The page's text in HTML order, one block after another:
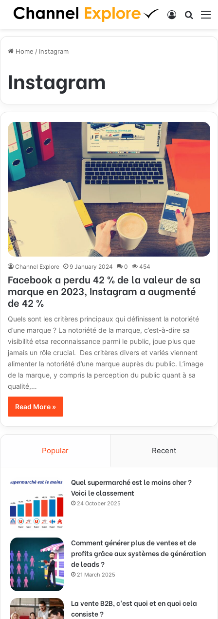
Log In
Home / Instagram
Instagram
Channel Explore 9 January 2024 0 454
Facebook a perdu 42 % de la valeur de sa
marque en 2023, Instagram a augmenté
de 42 %
Quels sont les critères principaux qui définissent la notoriété
d’une marque ? La notoriété de la marque, c’est-à-dire sa
visibilité etsa reconnaissance parmi le public, joue plus que
jamais un rôle crucial. Des critères divers et variés viennent
alimenter la notoriété d’une marque auprès du public. L’image
de la marque, y compris la perception du public quant à sa
qualité,…
Read More »
Popular Recent
Quel supermarché est le moins cher ?
Voici le classement
24 October 2025
Comment générer plus de ventes et de
profits grâce aux systèmes de génération
de leads ?
21 March 2025
La vente B2B, c’est quoi et en quoi cela
consiste ?